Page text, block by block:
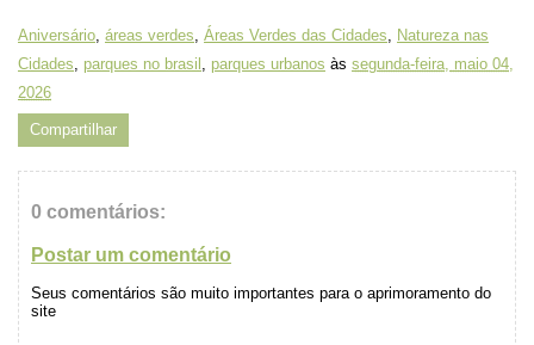
Aniversário, áreas verdes, Áreas Verdes das Cidades, Natureza nas
Cidades, parques no brasil , parques urbanos às segunda-feira, maio 04,
2026
Compartilhar
0 comentários:
Postar um comentário
Seus comentários são muito importantes para o aprimoramento do
site